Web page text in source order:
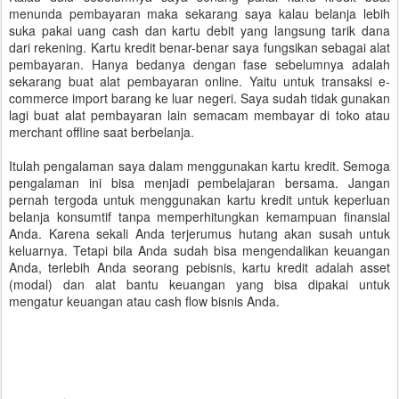
menunda pembayaran maka sekarang saya kalau belanja lebih
suka pakai uang cash dan kartu debit yang langsung tarik dana
dari rekening. Kartu kredit benar-benar saya fungsikan sebagai alat
pembayaran. Hanya bedanya dengan fase sebelumnya adalah
sekarang buat alat pembayaran online. Yaitu untuk transaksi e-
commerce import barang ke luar negeri. Saya sudah tidak gunakan
lagi buat alat pembayaran lain semacam membayar di toko atau
merchant offline saat berbelanja.
Itulah pengalaman saya dalam menggunakan kartu kredit. Semoga
pengalaman ini bisa menjadi pembelajaran bersama. Jangan
pernah tergoda untuk menggunakan kartu kredit untuk keperluan
belanja konsumtif tanpa memperhitungkan kemampuan finansial
Anda. Karena sekali Anda terjerumus hutang akan susah untuk
keluarnya. Tetapi bila Anda sudah bisa mengendalikan keuangan
Anda, terlebih Anda seorang pebisnis, kartu kredit adalah asset
(modal) dan alat bantu keuangan yang bisa dipakai untuk
mengatur keuangan atau cash flow bisnis Anda.